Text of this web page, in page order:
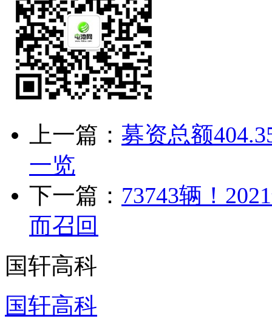
上一篇： 募资总额
一览
下一篇： 73743辆！
而召回
国轩高科
国轩高科